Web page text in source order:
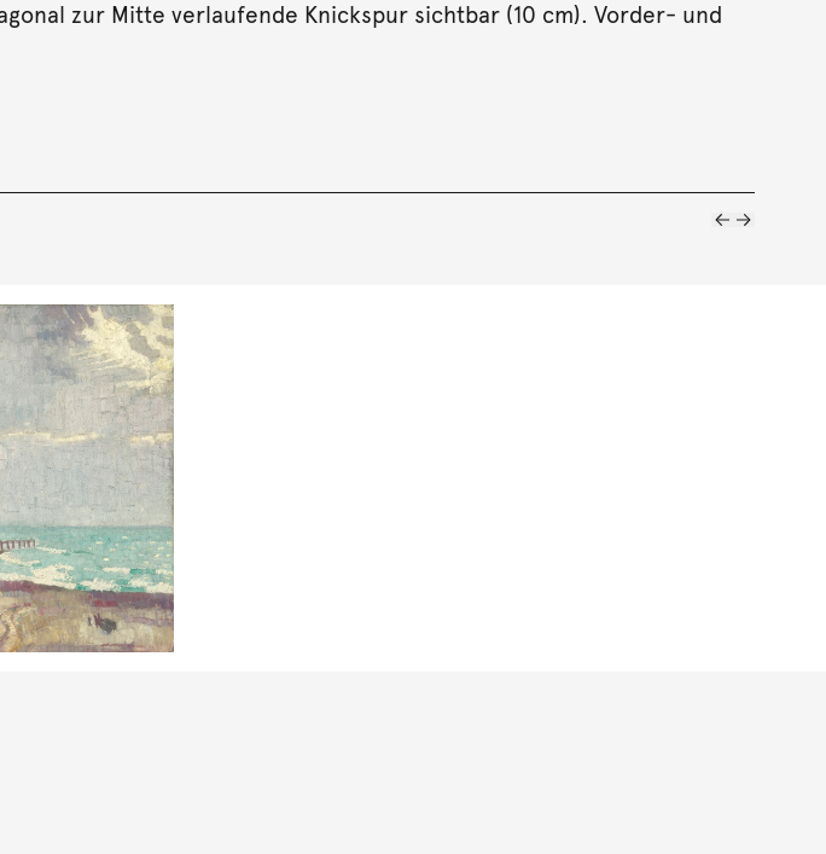
zur Mitte verlaufende Knickspur sichtbar (10 cm). Vorder- und